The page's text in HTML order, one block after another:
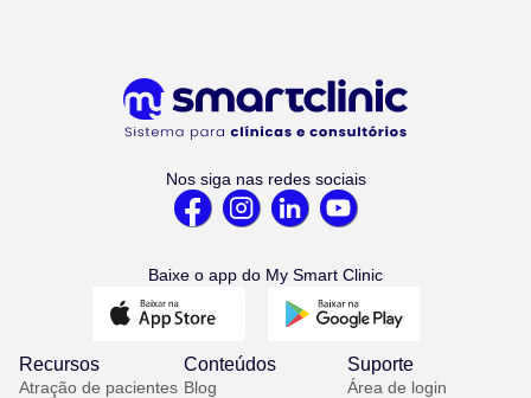
Nos siga nas redes sociais
Baixe o app do My Smart Clinic
Recursos
Atração de pacientes
Conteúdos
Blog
Suporte
Área de login